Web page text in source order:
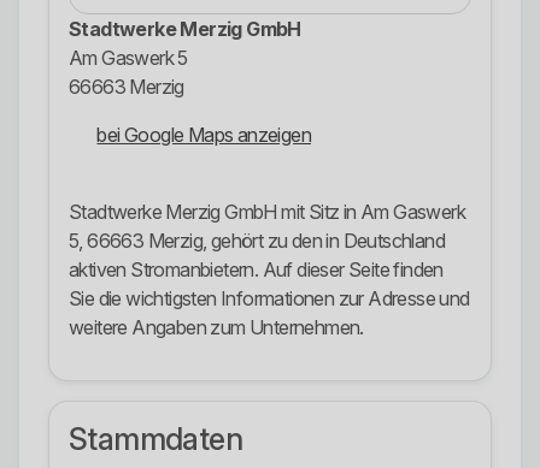
Stadtwerke Merzig GmbH
Am Gaswerk 5
66663 Merzig
bei Google Maps anzeigen
Stadtwerke Merzig GmbH mit Sitz in Am Gaswerk
5, 66663 Merzig, gehört zu den in Deutschland
aktiven Stromanbietern. Auf dieser Seite finden
Sie die wichtigsten Informationen zur Adresse und
weitere Angaben zum Unternehmen.
Stammdaten